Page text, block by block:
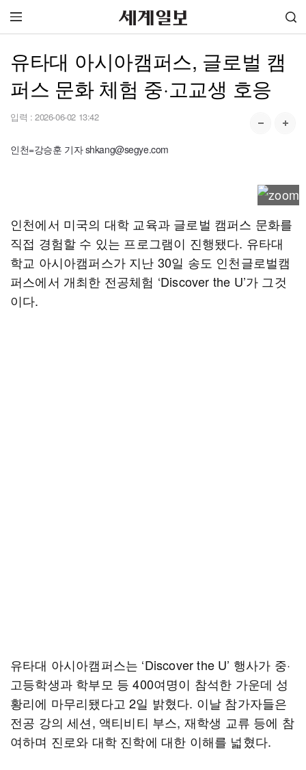
유타대 아시아캠퍼스, 글로벌 캠
퍼스 문화 체험 중·고교생 호응
입력 : 2026-06-02 13:42
인천=강승훈 기자 shkang@segye.com
인천에서 미국의 대학 교육과 글로벌 캠퍼스 문화를
직접 경험할 수 있는 프로그램이 진행됐다. 유타대
학교 아시아캠퍼스가 지난 30일 송도 인천글로벌캠
퍼스에서 개최한 전공체험 ‘Discover the U’가 그것
이다.
유타대 아시아캠퍼스는 ‘Discover the U’ 행사가 중·
고등학생과 학부모 등 400여명이 참석한 가운데 성
황리에 마무리됐다고 2일 밝혔다. 이날 참가자들은
전공 강의 세션, 액티비티 부스, 재학생 교류 등에 참
여하며 진로와 대학 진학에 대한 이해를 넓혔다.